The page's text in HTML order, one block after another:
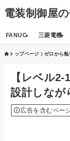
電装制御屋
FANUC 三菱電機
トップページ ゼロから
【レベル2-
設計しなが
広告を含むペー